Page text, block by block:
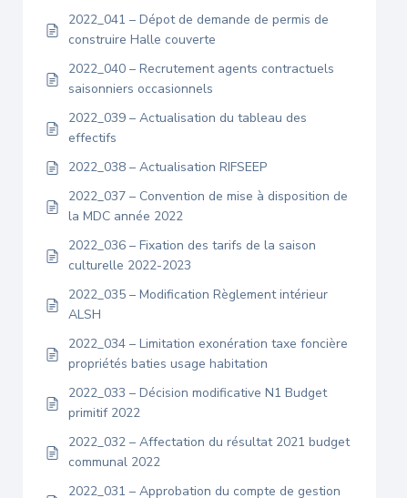
2022_041 – Dépot de demande de permis de
construire Halle couverte
2022_040 – Recrutement agents contractuels
saisonniers occasionnels
2022_039 – Actualisation du tableau des
effectifs
2022_038 – Actualisation RIFSEEP
2022_037 – Convention de mise à disposition de
la MDC année 2022
2022_036 – Fixation des tarifs de la saison
culturelle 2022-2023
2022_035 – Modification Règlement intérieur
ALSH
2022_034 – Limitation exonération taxe foncière
propriétés baties usage habitation
2022_033 – Décision modificative N1 Budget
primitif 2022
2022_032 – Affectation du résultat 2021 budget
communal 2022
2022_031 – Approbation du compte de gestion